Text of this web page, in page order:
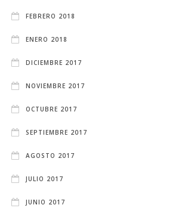
FEBRERO 2018
ENERO 2018
DICIEMBRE 2017
NOVIEMBRE 2017
OCTUBRE 2017
SEPTIEMBRE 2017
AGOSTO 2017
JULIO 2017
JUNIO 2017